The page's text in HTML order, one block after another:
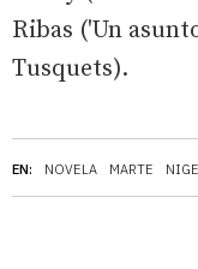
EN: NOVELA MARTE
Ribas ('Un
Tusquets).